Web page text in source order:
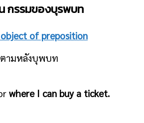
กรรมของบุรพบท
of preposition
ามหลังบุพบท
where I can buy a ticket.